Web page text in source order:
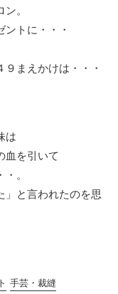
。
トに・・・
まえかけは・・・
は
血を引いて
。
」と言われたのを思
手芸・裁縫